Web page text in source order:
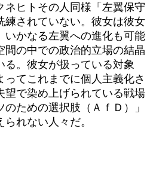
ネヒトその人同様「左翼保守
練されていない。彼女は彼女
いかなる左翼への進化も可能
間の中での政治的立場の結晶
。彼女が扱っている対象
ってこれまでに個人主義化さ
望で染め上げられている戦場
ための選択肢（ＡｆＤ）」
れない人々だ。